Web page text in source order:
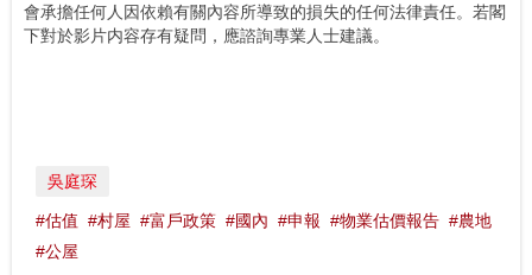
會承擔任何人因依賴有關內容所導致的損失的任何法律責任。若閣
下對於影片内容存有疑問，應諮詢專業人士建議。
吳庭琛
#估值 #村屋 #富戶政策 #國內 #申報 #物業估價報告 #農地
#公屋